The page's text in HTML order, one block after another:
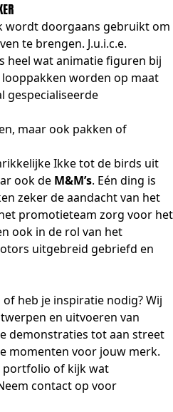
wordt doorgaans gebruikt om
te brengen. J.u.i.c.e.
heel wat animatie figuren bij
worden op maat
gespecialiseerde
maar ook pakken of
Ikke tot de birds uit
ook de M&M’s. Eén ding is
zeker de aandacht van het
promotieteam zorg voor het
ook in de rol van het
uitgebreid gebriefd en
heb je inspiratie nodig? Wij
en uitvoeren van
demonstraties tot aan street
momenten voor jouw merk.
portfolio of kijk wat
contactop voor